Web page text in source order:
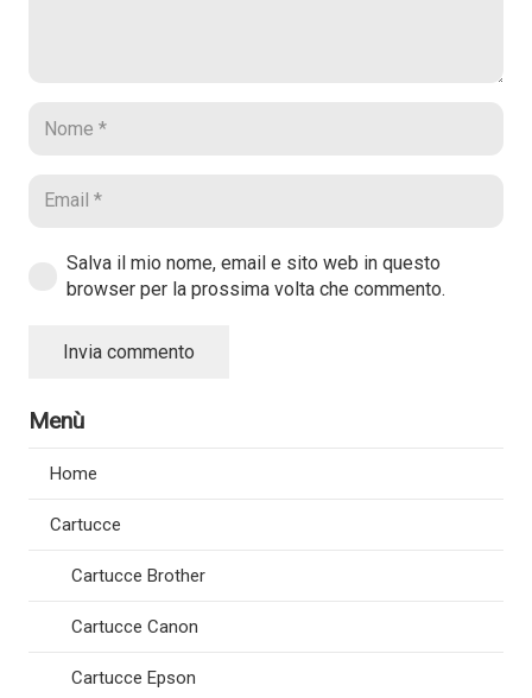
Salva il mio nome, email e sito web in questo
browser per la prossima volta che commento.
Invia commento
Menù
Home
Cartucce
Cartucce Brother
Cartucce Canon
Cartucce Epson